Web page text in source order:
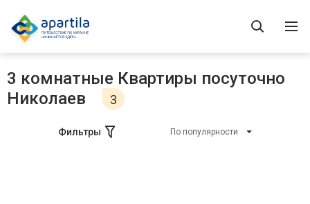
3 комнатные Квартиры посуточно
Николаев
3
Фильтры По популярности